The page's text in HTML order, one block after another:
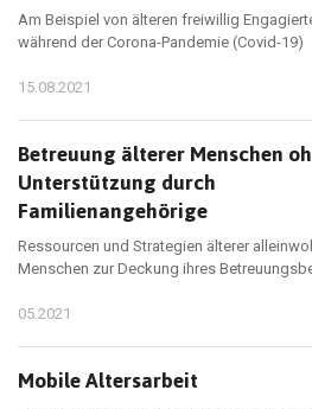
Am Beispiel von älteren freiwillig
während der Corona-Pandemie (Covid-19)
15.08.2021
Betreuung älterer Menschen
Unterstützung durch
Familienangehörige
Ressourcen und Strategien älterer
Menschen zur Deckung ihres
05.2021
Mobile Altersarbeit